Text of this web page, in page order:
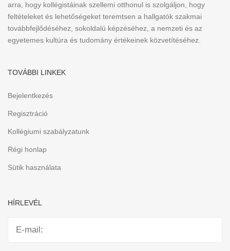
arra, hogy kollégistáinak szellemi otthonul is szolgáljon, hogy
feltételeket és lehetőségeket teremtsen a hallgatók szakmai
továbbfejlődéséhez, sokoldalú képzéséhez, a nemzeti és az
egyetemes kultúra és tudomány értékeinek közvetítéséhez.
TOVÁBBI LINKEK
Bejelentkezés
Regisztráció
Kollégiumi szabályzatunk
Régi honlap
Sütik használata
HÍRLEVÉL